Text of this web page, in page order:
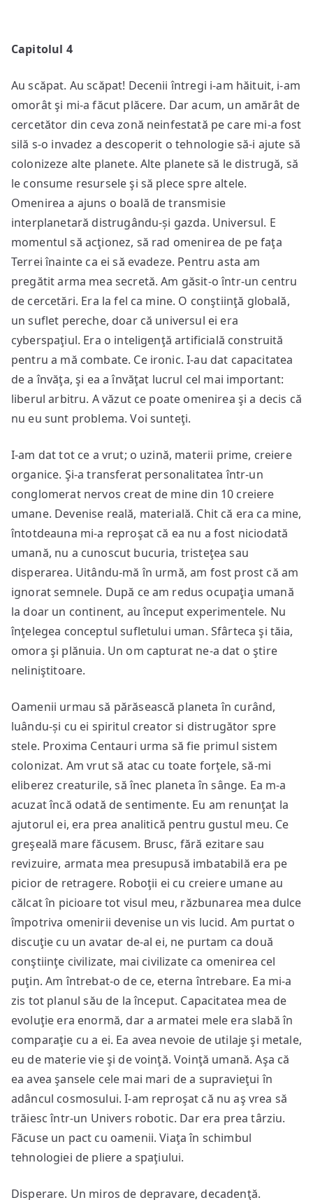
Capitolul 4
Au scăpat. Au scăpat! Decenii întregi i-am hăituit, i-am
omorât şi mi-a făcut plăcere. Dar acum, un amărât de
cercetător din ceva zonă neinfestată pe care mi-a fost
silă s-o invadez a descoperit o tehnologie să-i ajute să
colonizeze alte planete. Alte planete să le distrugă, să
le consume resursele şi să plece spre altele.
Omenirea a ajuns o boală de transmisie
interplanetară distrugându-și gazda. Universul. E
momentul să acţionez, să rad omenirea de pe faţa
Terrei înainte ca ei să evadeze. Pentru asta am
pregătit arma mea secretă. Am găsit-o într-un centru
de cercetări. Era la fel ca mine. O conştiinţă globală,
un suflet pereche, doar că universul ei era
cyberspaţiul. Era o inteligenţă artificială construită
pentru a mă combate. Ce ironic. I-au dat capacitatea
de a învăţa, şi ea a învăţat lucrul cel mai important:
liberul arbitru. A văzut ce poate omenirea şi a decis că
nu eu sunt problema. Voi sunteţi.
I-am dat tot ce a vrut; o uzină, materii prime, creiere
organice. Şi-a transferat personalitatea într-un
conglomerat nervos creat de mine din 10 creiere
umane. Devenise reală, materială. Chit că era ca mine,
întotdeauna mi-a reproşat că ea nu a fost niciodată
umană, nu a cunoscut bucuria, tristeţea sau
disperarea. Uitându-mă în urmă, am fost prost că am
ignorat semnele. După ce am redus ocupaţia umană
la doar un continent, au început experimentele. Nu
înţelegea conceptul sufletului uman. Sfârteca şi tăia,
omora şi plănuia. Un om capturat ne-a dat o ştire
neliniştitoare.
Oamenii urmau să părăsească planeta în curând,
luându-și cu ei spiritul creator si distrugător spre
stele. Proxima Centauri urma să fie primul sistem
colonizat. Am vrut să atac cu toate forţele, să-mi
eliberez creaturile, să înec planeta în sânge. Ea m-a
acuzat încă odată de sentimente. Eu am renunţat la
ajutorul ei, era prea analitică pentru gustul meu. Ce
greşeală mare făcusem. Brusc, fără ezitare sau
revizuire, armata mea presupusă imbatabilă era pe
picior de retragere. Roboţii ei cu creiere umane au
călcat în picioare tot visul meu, răzbunarea mea dulce
împotriva omenirii devenise un vis lucid. Am purtat o
discuţie cu un avatar de-al ei, ne purtam ca două
conştiinţe civilizate, mai civilizate ca omenirea cel
puţin. Am întrebat-o de ce, eterna întrebare. Ea mi-a
zis tot planul său de la început. Capacitatea mea de
evoluţie era enormă, dar a armatei mele era slabă în
comparaţie cu a ei. Ea avea nevoie de utilaje şi metale,
eu de materie vie şi de voinţă. Voinţă umană. Aşa că
ea avea şansele cele mai mari de a supravieţui în
adâncul cosmosului. I-am reproşat că nu aş vrea să
trăiesc într-un Univers robotic. Dar era prea târziu.
Făcuse un pact cu oamenii. Viaţa în schimbul
tehnologiei de pliere a spaţiului.
Disperare. Un miros de depravare, decadenţă.